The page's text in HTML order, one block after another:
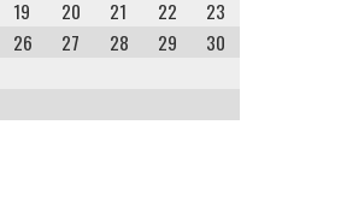
19 20 21 22
23
26 27 28 29
30